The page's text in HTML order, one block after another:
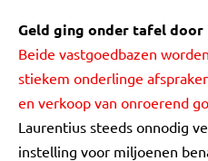
Geld ging onder tafel door
Beide vastgoedbazen
stiekem onderlinge
en verkoop van onroerend
Laurentius steeds onnodig
instelling voor miljoenen